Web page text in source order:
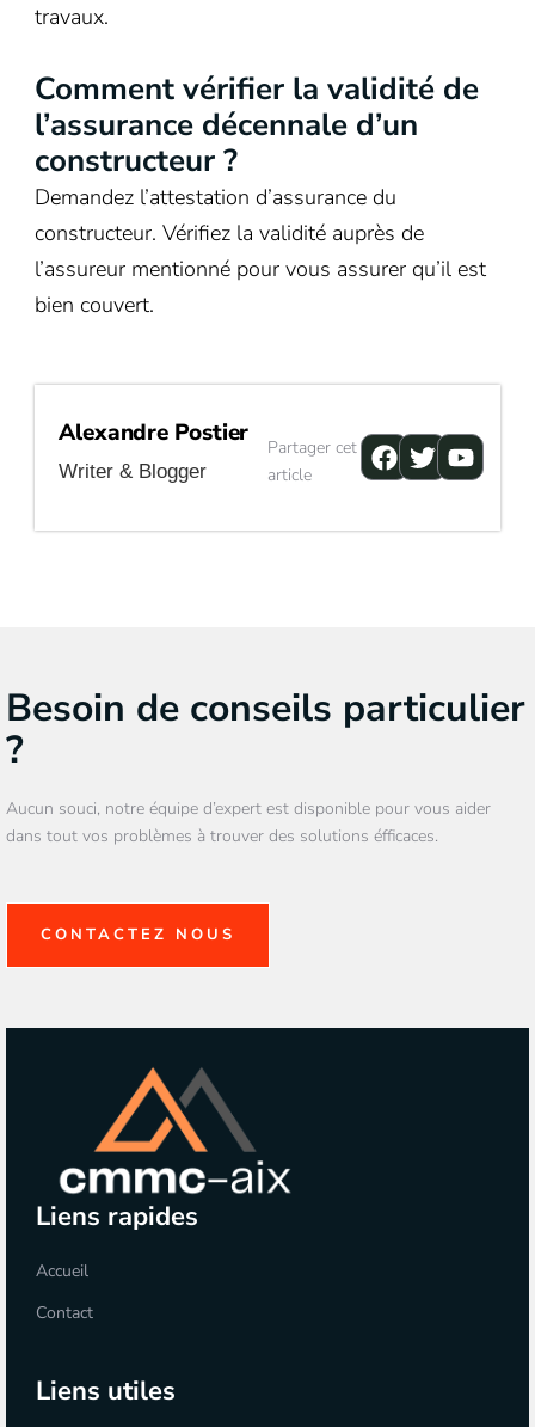
travaux.
Comment vérifier la validité de
l’assurance décennale d’un
constructeur ?
Demandez l’attestation d’assurance du
constructeur. Vérifiez la validité auprès de
l’assureur mentionné pour vous assurer qu’il est
bien couvert.
Alexandre Postier
Writer & Blogger
Partager cet
article
Facebook
Twitter
Besoin de conseils particulier
?
Aucun souci, notre équipe d’expert est disponible pour vous aider
dans tout vos problèmes à trouver des solutions éfficaces.
CONTACTEZ NOUS
Liens rapides
Accueil
Contact
Liens utiles